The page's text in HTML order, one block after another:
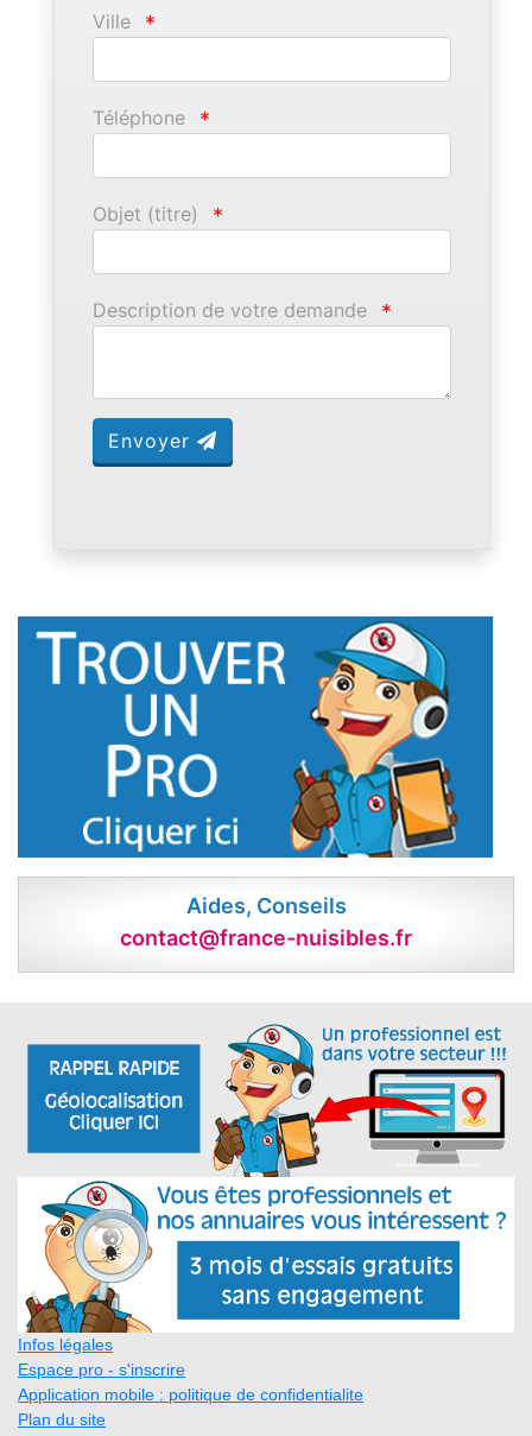
Ville *
Téléphone *
Objet (titre) *
Description de votre demande *
Envoyer
Aides, Conseils
contact@france-nuisibles.fr
Infos légales
Espace pro - s'inscrire
Application mobile : politique de confidentialite
Plan du site